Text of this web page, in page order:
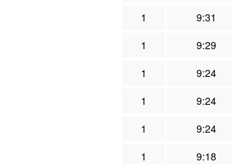
1
9:31
1
9:29
1
9:24
1
9:24
1
9:24
1
9:18